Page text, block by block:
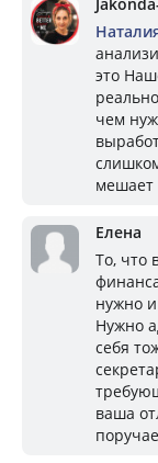
это
чем
мешает
Елена
То, что
нужно
Нужно
себя
ваша